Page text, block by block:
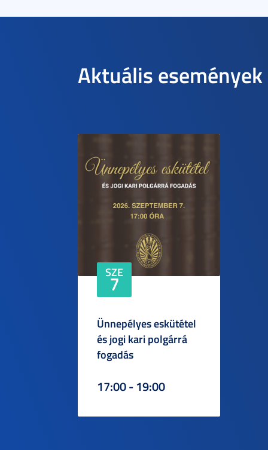
Aktuális események
SZE
7
Ünnepélyes eskütétel
és jogi kari polgárrá
fogadás
17:00 - 19:00